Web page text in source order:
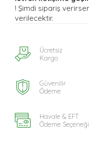
! Şimdi sipariş
verilecektir.
Ücretsiz
Kargo
Güvenilir
Ödeme
Havale & EFT
Ödeme Seçeneği